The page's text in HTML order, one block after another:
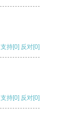
支持[0] 反对[0]
支持[0] 反对[0]